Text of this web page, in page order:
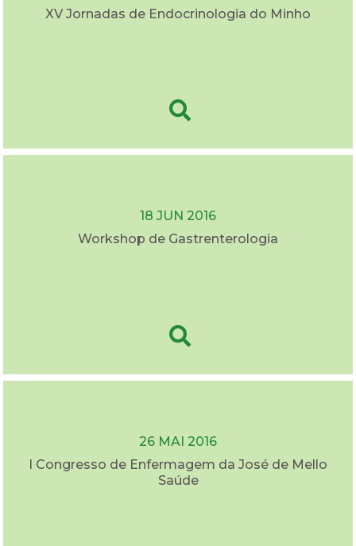
XV Jornadas de Endocrinologia do Minho
18 JUN 2016
Workshop de Gastrenterologia
26 MAI 2016
I Congresso de Enfermagem da José de Mello
Saúde